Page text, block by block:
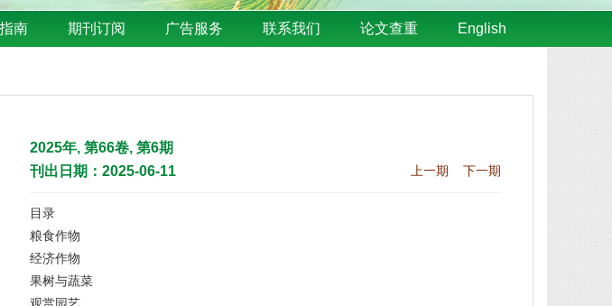
南 期刊订阅 广告服务 联系我们 论文查重 English
2025年, 第66卷, 第6期
刊出日期：2025-06-11
上一期 下一期
目录
粮食作物
经济作物
果树与蔬菜